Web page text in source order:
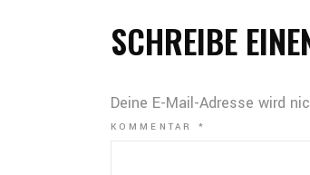
SCHREIBE
Deine E-Mail-Adresse wird
KOMMENTAR*